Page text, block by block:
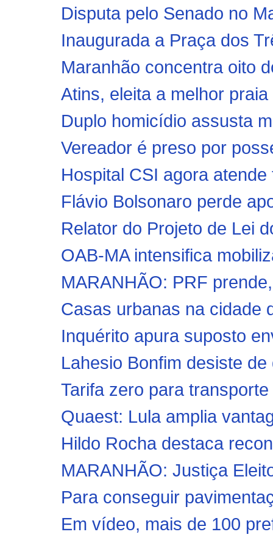
Disputa pelo Senado no
Inaugurada a Praça dos
Maranhão concentra oito
Atins, eleita a melhor
Duplo homicídio assusta
Vereador é preso por
Hospital CSI agora
Flávio Bolsonaro perde
Relator do Projeto de Lei
OAB-MA intensifica
MARANHÃO: PRF
Casas urbanas na cidade
Inquérito apura suposto
Lahesio Bonfim desiste
Tarifa zero para
Quaest: Lula amplia
Hildo Rocha destaca
MARANHÃO: Justiça
Para conseguir
Em vídeo, mais de 100